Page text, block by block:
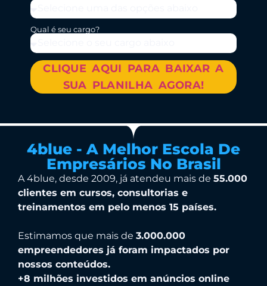
Qual é seu cargo?
CLIQUE AQUI PARA BAIXAR A
SUA PLANILHA AGORA!
4blue - A Melhor Escola De
Empresários No Brasil
A 4blue, desde 2009, já atendeu mais de 55.000
clientes em cursos, consultorias e
treinamentos em pelo menos 15 países.
Estimamos que mais de 3.000.000
empreendedores já foram impactados por
nossos conteúdos.
+8 milhões investidos em anúncios online